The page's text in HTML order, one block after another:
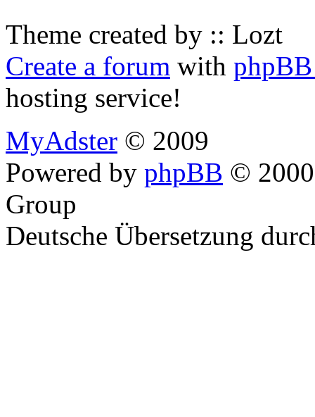
Theme created by :: Lozt
Create a forum with
hosting service!
MyAdster © 2009
Powered by phpBB ©
Group
Deutsche Übersetzung